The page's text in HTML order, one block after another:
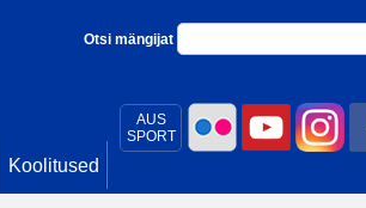
AUS
SPORT
Otsi mängijat
Koolitused